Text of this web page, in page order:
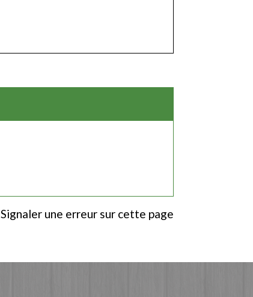
Signaler une erreur sur cette page